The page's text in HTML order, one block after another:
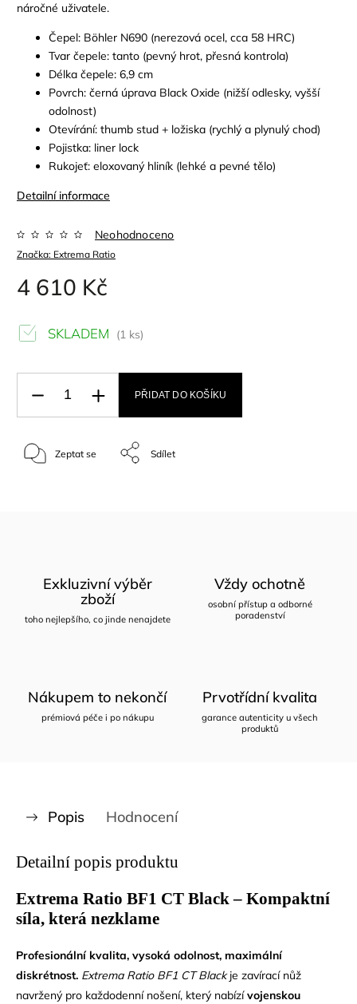
náročné uživatele.
Čepel: Böhler N690 (nerezová ocel, cca 58 HRC)
Tvar čepele: tanto (pevný hrot, přesná kontrola)
Délka čepele: 6,9 cm
Povrch: černá úprava Black Oxide (nižší odlesky, vyšší
odolnost)
Otevírání: thumb stud + ložiska (rychlý a plynulý chod)
Pojistka: liner lock
Rukojeť: eloxovaný hliník (lehké a pevné tělo)
Detailní informace
Značka: Extrema Ratio
Neohodnoceno
4 610 Kč
SKLADEM (1 ks)
PŘIDAT DO KOŠÍKU
Zeptat se Sdílet
Exkluzivní výběr
zboží
toho nejlepšího, co jinde nenajdete
Vždy ochotně
osobní přístup a odborné
poradenství
Nákupem to nekončí
prémiová péče i po nákupu
Prvotřídní kvalita
garance autenticity u všech
produktů
Popis Hodnocení
Detailní popis produktu
Extrema Ratio BF1 CT Black – Kompaktní
síla, která nezklame
Profesionální kvalita, vysoká odolnost, maximální
diskrétnost. Extrema Ratio BF1 CT Blackje zavírací nůž
navržený pro každodenní nošení, který nabízívojenskou